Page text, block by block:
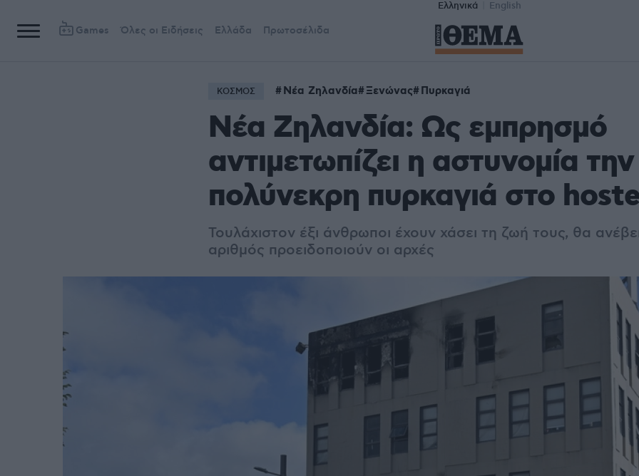
Ελληνικά English
Games Όλες οι Ειδήσεις Ελλάδα Πρωτοσέλιδα
ΚΟΣΜΟΣ Νέα Ζηλανδία Ξενώνας Πυρκαγιά
Νέα Ζηλανδία: Ως εμπρησμό
αντιμετωπίζει η αστυνομία την
πολύνεκρη πυρκαγιά στο
Τουλάχιστον έξι άνθρωποι έχουν χάσει τη ζωή τους, θα
αριθμός προειδοποιούν οι αρχές